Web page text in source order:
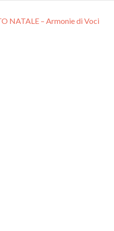
NATALE – Armonie di Voci